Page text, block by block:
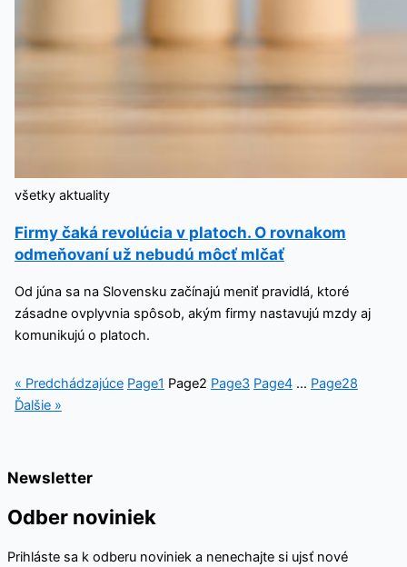
všetky aktuality
Firmy čaká revolúcia v platoch. O rovnakom
odmeňovaní už nebudú môcť mlčať
Od júna sa na Slovensku začínajú meniť pravidlá, ktoré
zásadne ovplyvnia spôsob, akým firmy nastavujú mzdy aj
komunikujú o platoch.
« Predchádzajúce Page1 Page2 Page3 Page4 … Page28
Ďalšie »
Newsletter
Odber noviniek
Prihláste sa k odberu noviniek a nenechajte si ujsť nové